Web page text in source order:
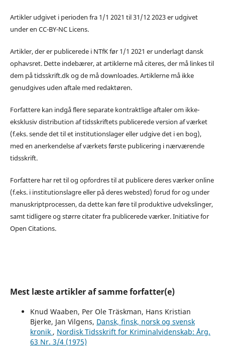
Artikler udgivet i perioden fra 1/1 2021 til 31/12 2023 er udgivet
under en CC-BY-NC Licens.
Artikler, der er publicerede i NTfK før 1/1 2021 er underlagt dansk
ophavsret. Dette indebærer, at artiklerne må citeres, der må linkes til
dem på tidsskrift.dk og de må downloades. Artiklerne må ikke
genudgives uden aftale med redaktøren.
Forfattere kan indgå flere separate kontraktlige aftaler om ikke-
eksklusiv distribution af tidsskriftets publicerede version af værket
(f.eks. sende det til et institutionslager eller udgive det i en bog),
med en anerkendelse af værkets første publicering i nærværende
tidsskrift.
Forfattere har ret til og opfordres til at publicere deres værker online
(f.eks. i institutionslagre eller på deres websted) forud for og under
manuskriptprocessen, da dette kan føre til produktive udvekslinger,
samt tidligere og større citater fra publicerede værker. Initiative for
Open Citations.
Mest læste artikler af samme forfatter(e)
Knud Waaben, Per Ole Träskman, Hans Kristian
Bjerke, Jan Vilgens, Dansk, finsk, norsk og svensk
kronik , Nordisk Tidsskrift for Kriminalvidenskab: Årg.
63 Nr. 3/4 (1975)